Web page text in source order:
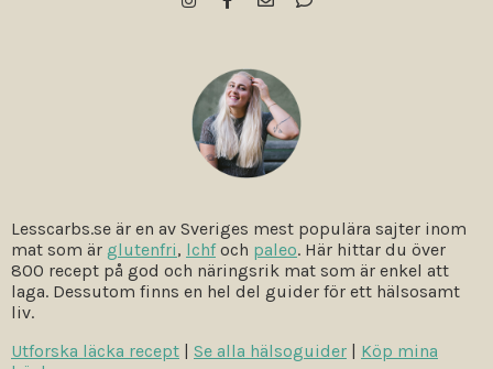
Lesscarbs.se är en av Sveriges mest populära sajter inom
mat som är glutenfri, lchfoch paleo. Här hittar du över
800 recept på god och näringsrik mat som är enkel att
laga. Dessutom finns en hel del guider för ett hälsosamt
liv.
Utforska läcka recept | Se alla hälsoguider | Köp mina